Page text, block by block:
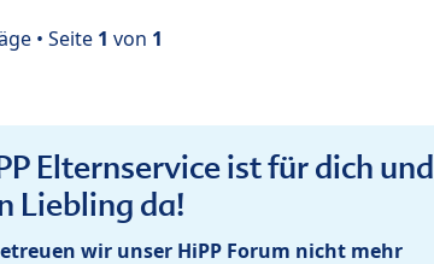
• Seite 1 von 1
Elternservice ist für dich und
Liebling da!
wir unser HiPP Forum nicht mehr